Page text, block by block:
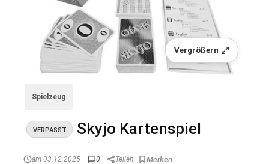
Vergrößern
Spielzeug
VERPASST Skyjo Kartenspiel
am 03.12.2025 0 Teilen